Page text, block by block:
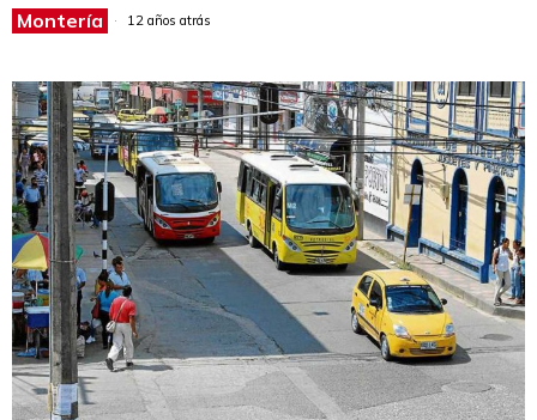
Montería 12 años atrás